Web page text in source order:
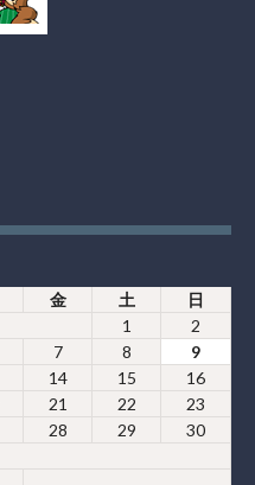
金 土 日
1
2
7 8
9
14 15
16
21 22
23
28 29
30